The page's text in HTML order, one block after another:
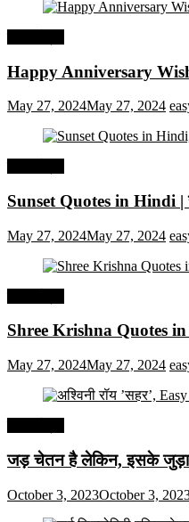
Happy Anniversary
May 27, 2024May 27, 2024
Sunset Quotes in Hindi |
May 27, 2024May 27, 2024
Shree Krishna Quotes in
May 27, 2024May 27, 2024
जड़ चेतन है लेकिन, इसके जुड़ाव
October 3, 2023October 3,